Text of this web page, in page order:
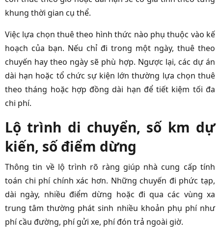
khung thời gian cụ thể.
Việc lựa chọn thuê theo hình thức nào phụ thuộc vào kế
hoạch của bạn. Nếu chỉ đi trong một ngày, thuê theo
chuyến hay theo ngày sẽ phù hợp. Ngược lại, các dự án
dài hạn hoặc tổ chức sự kiện lớn thường lựa chọn thuê
theo tháng hoặc hợp đồng dài hạn để tiết kiệm tối đa
chi phí.
Lộ trình di chuyển, số km dự
kiến, số điểm dừng
Thông tin về lộ trình rõ ràng giúp nhà cung cấp tính
toán chi phí chính xác hơn. Những chuyến đi phức tạp,
dài ngày, nhiều điểm dừng hoặc đi qua các vùng xa
trung tâm thường phát sinh nhiều khoản phụ phí như
phí cầu đường, phí gửi xe, phí đón trả ngoài giờ.